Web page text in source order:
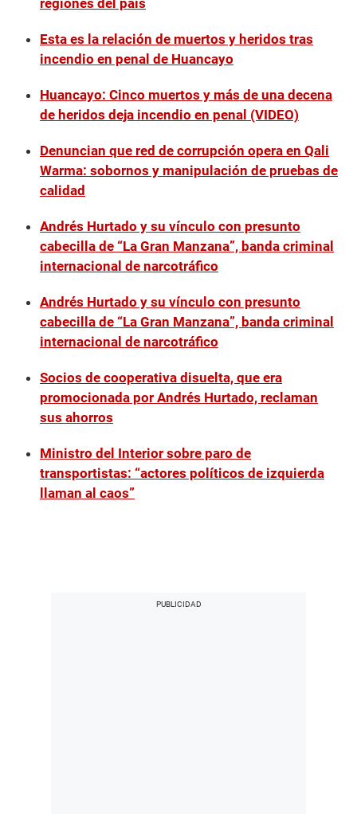
regiones del país
Esta es la relación de muertos y heridos tras
incendio en penal de Huancayo
Huancayo: Cinco muertos y más de una decena
de heridos deja incendio en penal (VIDEO)
Denuncian que red de corrupción opera en Qali
Warma: sobornos y manipulación de pruebas de
calidad
Andrés Hurtado y su vínculo con presunto
cabecilla de “La Gran Manzana”, banda criminal
internacional de narcotráfico
Andrés Hurtado y su vínculo con presunto
cabecilla de “La Gran Manzana”, banda criminal
internacional de narcotráfico
Socios de cooperativa disuelta, que era
promocionada por Andrés Hurtado, reclaman
sus ahorros
Ministro del Interior sobre paro de
transportistas: “actores políticos de izquierda
llaman al caos”